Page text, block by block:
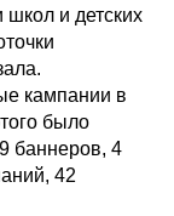
школ и детских
кампании в
было
баннеров, 4
42